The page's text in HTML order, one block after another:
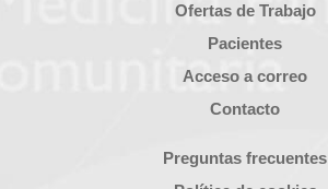
Ofertas de Trabajo
Pacientes
Acceso a correo
Contacto
Preguntas frecuentes